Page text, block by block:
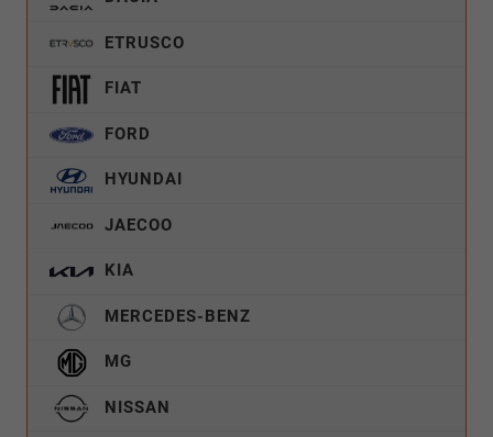
ETRUSCO
FIAT
FORD
HYUNDAI
JAECOO
KIA
MERCEDES-BENZ
MG
NISSAN